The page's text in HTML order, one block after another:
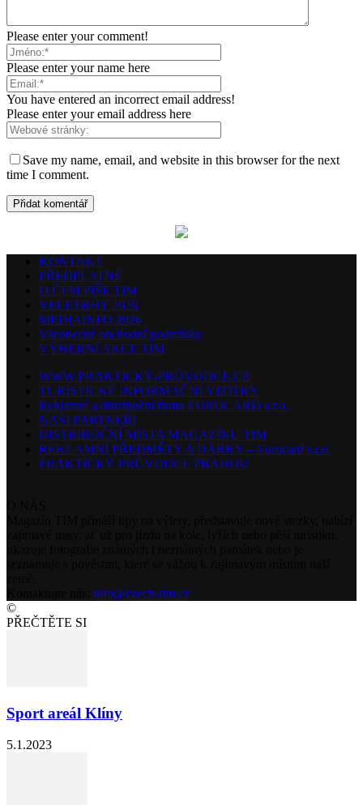
Please enter your comment!
Please enter your name here
You have entered an incorrect email address!
Please enter your email address here
Save my name, email, and website in this browser for the next
time I comment.
KONTAKT
PŘEDPLATNÉ
O ČEM PÍŠE TIM
VELETRHY 2026
MEDIAINFO 2026
Všeobecné obchodní podmínky
VÝHERNÍ AKCE TIM
WWW.PRAKTICKÝ-PRŮVODCE.CZ
TURISTICKÉ INFORMAČNÍ VIZITKY
Reklamní a distribuční firma EUROCARD s.r.o.
NAŠI PARTNEŘI
DISTRIBUČNÍ MÍSTA MAGAZÍNU TIM
REKLAMNÍ PŘEDMĚTY A DÁRKY – Eurocard s.r.o.
PRAKTICKÝ PRŮVODCE PRAHOU
info@czech-tim.cz
©
PŘEČTĚTE SI
Sport areál Klíny
5.1.2023